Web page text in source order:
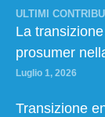
ULTIMI
La
prosumer
Luglio 1, 2026
Transizione